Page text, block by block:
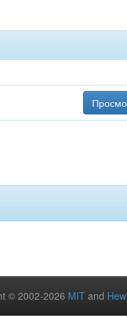
© 2002-2026 MIT and